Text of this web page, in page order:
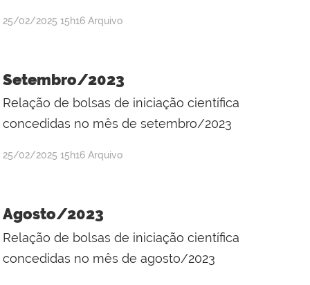
por
Silva
publicado
25/02/2025 15h16 Arquivo
Setembro/2023
Relação de bolsas de iniciação científica
concedidas no mês de setembro/2023
por
Silva
publicado
25/02/2025 15h16 Arquivo
Agosto/2023
Relação de bolsas de iniciação científica
concedidas no mês de agosto/2023